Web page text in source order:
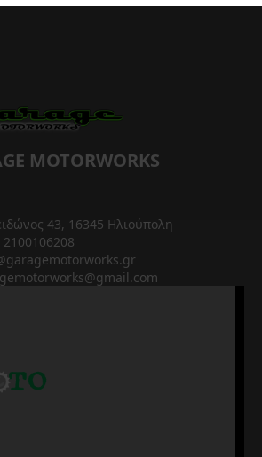
MOTORWORKS
43, 16345 Ηλιούπολη
2100106208